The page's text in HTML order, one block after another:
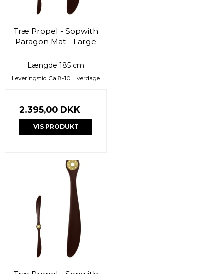
Træ Propel - Sopwith
Paragon Mat - Large
Længde 185 cm
Leveringstid Ca 8-10 Hverdage
2.395,00 DKK
VIS PRODUKT